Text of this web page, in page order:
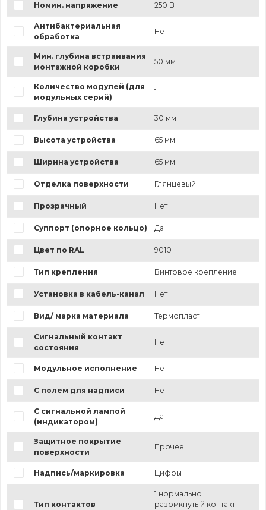
Номин. напряжение 250 В
Антибактериальная
обработка
Нет
Мин. глубина встраивания
монтажной коробки
50 мм
Количество модулей (для
модульных серий)
1
Глубина устройства 30 мм
Высота устройства 65 мм
Ширина устройства 65 мм
Отделка поверхности Глянцевый
Прозрачный Нет
Суппорт (опорное кольцо) Да
Цвет по RAL 9010
Тип крепления Винтовое крепление
Установка в кабель-канал Нет
Вид/ марка материала Термопласт
Сигнальный контакт
состояния
Нет
Модульное исполнение Нет
С полем для надписи Нет
С сигнальной лампой
(индикатором)
Да
Защитное покрытие
поверхности
Прочее
Надпись/маркировка Цифры
Тип контактов
1 нормально
разомкнутый контакт